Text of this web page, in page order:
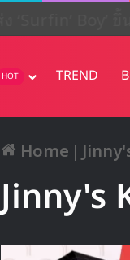
HOT TREND
Home |
Jinny's